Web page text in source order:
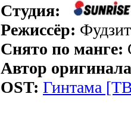
Студия:
Режиссёр:
Снято по манге:
Автор
OST: Гинтама